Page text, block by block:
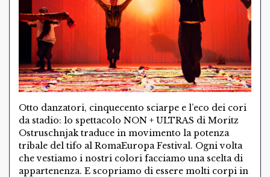
Otto danzatori, cinquecento sciarpe e l’eco dei cori
da stadio: lo spettacolo NON + ULTRAS di Moritz
Ostruschnjak traduce in movimento la potenza
tribale del tifo al RomaEuropa Festival. Ogni volta
che vestiamo i nostri colori facciamo una scelta di
appartenenza. E scopriamo di essere molti corpi in